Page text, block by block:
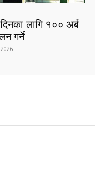
लागि १०० अर्ब
गर्ने